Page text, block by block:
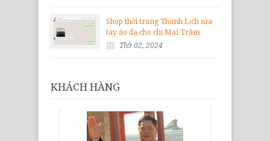
Shop thời trang Thanh Lịch sửa
tay áo da cho chị Mai Trâm
Th9 02, 2024
KHÁCH HÀNG